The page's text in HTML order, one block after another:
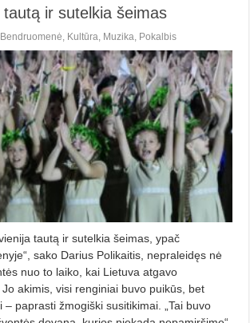
tautą ir sutelkia šeimas
Bendruomenė, Kultūra, Muzika, Pokalbis
tautą ir sutelkia šeimas, ypač
sako Darius Polikaitis, nepraleidęs nė
nuo to laiko, kai Lietuva atgavo
akimis, visi renginiai buvo puikūs, bet
– paprasti žmogiški susitikimai. „Tai buvo